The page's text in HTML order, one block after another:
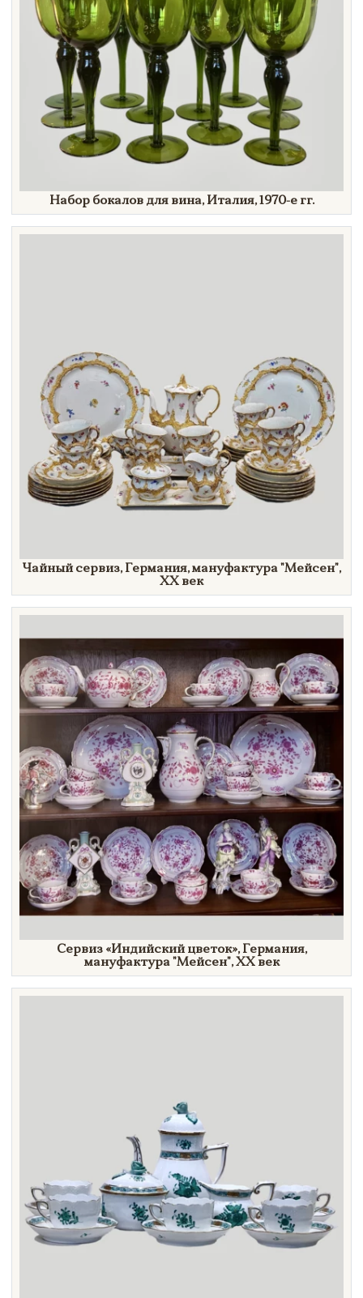
Набор бокалов для вина, Италия,1970-е гг.
Чайный сервиз, Германия, мануфактура"Мейсен",
XX век
Сервиз «Индийский цветок», Германия,
мануфактура"Мейсен", XX век